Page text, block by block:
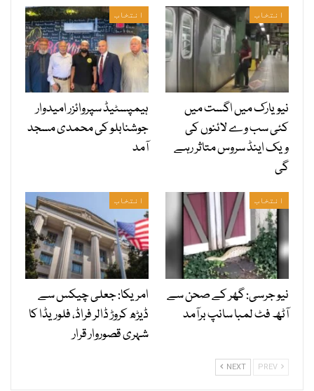
انتخاب
نیویارک میں اگست میں
کئی سب وے لائنوں کی
ویک اینڈ سروس متاثر رہے
گی
انتخاب
ہیمپسٹیڈ سپروائزر امیدوار
جوشنابلو کی محمدی مسجد
آمد
انتخاب
نیو جرسی: گھر کے صحن سے
آٹھ فٹ لمبا سانپ برآمد
انتخاب
امریکا: جعلی چیکس سے
ڈیڑھ کروڑ ڈالر فراڈ، فلوریڈا کا
شہری قصوروار قرار
NEXT